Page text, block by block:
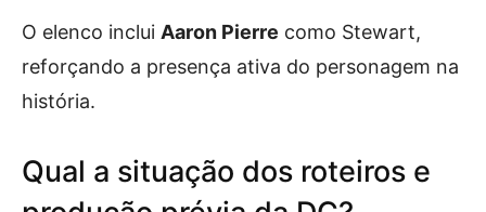
O elenco inclui Aaron Pierre como Stewart,
reforçando a presença ativa do personagem na
história.
Qual a situação dos roteiros e